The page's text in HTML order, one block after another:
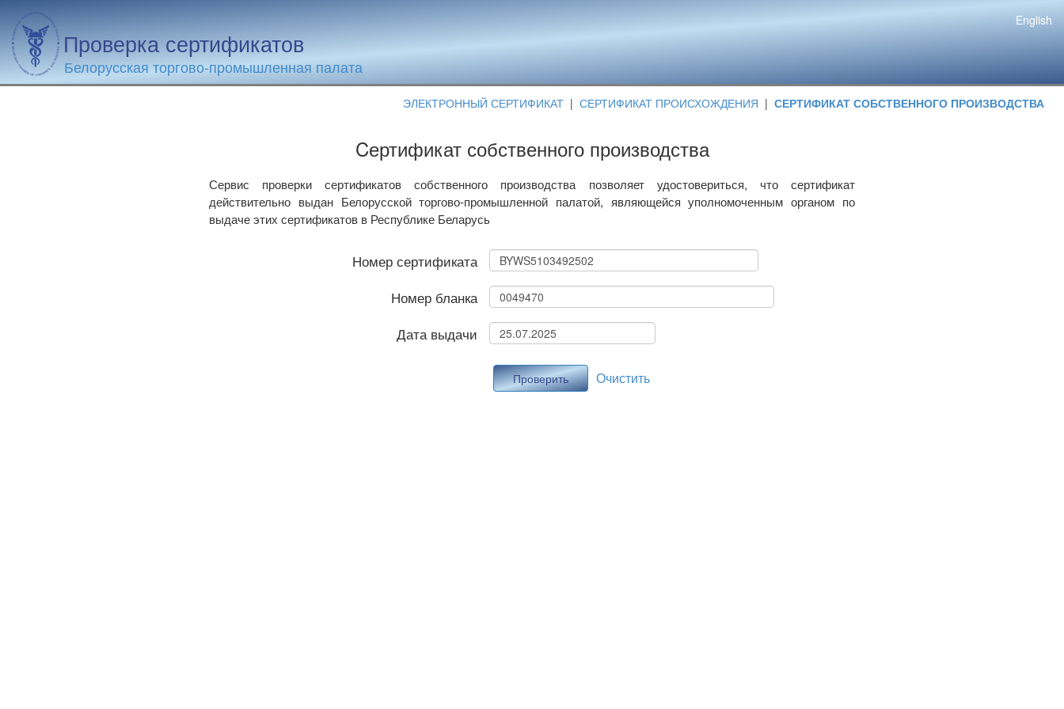
Проверка сертификатов
Белорусская торгово-промышленная палата
English
ЭЛЕКТРОННЫЙ СЕРТИФИКАТ | СЕРТИФИКАТ ПРОИСХОЖДЕНИЯ | СЕРТИФИКАТ СОБСТВЕННОГО ПРОИЗВОДСТВА
Cертификат собственного производства
Сервис проверки сертификатов собственного производства позволяет удостовериться, что сертификат
действительно выдан Белорусской торгово-промышленной палатой, являющейся уполномоченным органом по
выдаче этих сертификатов в Республике Беларусь
Номер сертификата
Номер бланка
Дата выдачи
Проверить Очистить